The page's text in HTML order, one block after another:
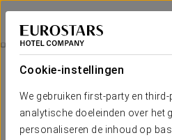
Cookie-instellingen
We gebruiken first-party en
analytische doeleinden over het
personaliseren de inhoud op
Eurostars Roma Aeterna
ROME
Italian Breakfast